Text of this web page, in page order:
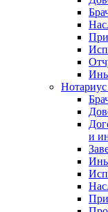
Нотариус
и